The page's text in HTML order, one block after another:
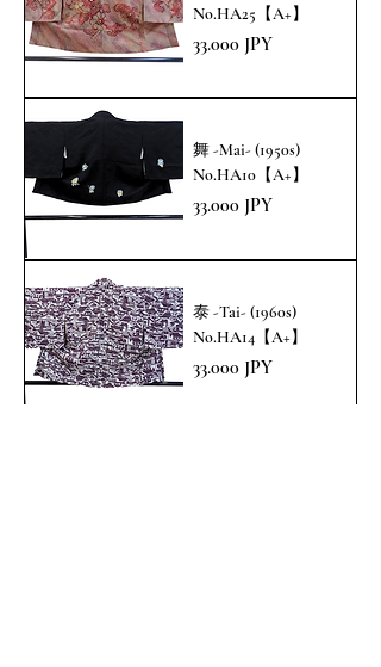
No.HA25【A+】
Prezzo
33.000 JPY
舞 -Mai- (1950s)
No.HA10【A+】
Prezzo
33.000 JPY
泰 -Tai- (1960s)
No.HA14【A+】
Prezzo
33.000 JPY